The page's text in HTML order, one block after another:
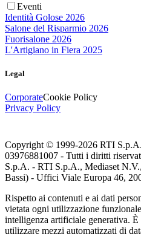
Eventi
Identità Golose 2026
Salone del Risparmio 2026
Fuorisalone 2026
L'Artigiano in Fiera 2025
Legal
CorporateCookie Policy
Privacy Policy
Copyright © 1999-2026 RTI
03976881007 - Tutti i diritti
S.p.A. - RTI S.p.A., Mediaset
Bassi) - Uffici Viale Europa 46,
Rispetto ai contenuti e ai dati
vietata ogni utilizzazione
intelligenza artificiale generativa.
utilizzare mezzi automatizzati di